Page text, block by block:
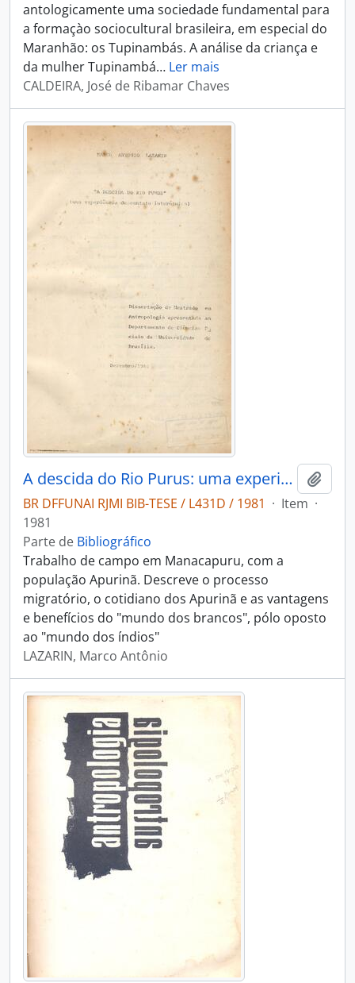
antologicamente uma sociedade fundamental para
a formaçào sociocultural brasileira, em especial do
Maranhão: os Tupinambás. A análise da criança e
da mulher Tupinambá… Ler mais
CALDEIRA, José de Ribamar Chaves
A descida do Rio Purus: uma experiência de contato interétnico
BR DFFUNAI RJMI BIB-TESE / L431D / 1981 · Item ·
1981
Parte de Bibliográfico
Trabalho de campo em Manacapuru, com a
população Apurinã. Descreve o processo
migratório, o cotidiano dos Apurinã e as vantagens
e benefícios do "mundo dos brancos", pólo oposto
ao "mundo dos índios"
LAZARIN, Marco Antônio